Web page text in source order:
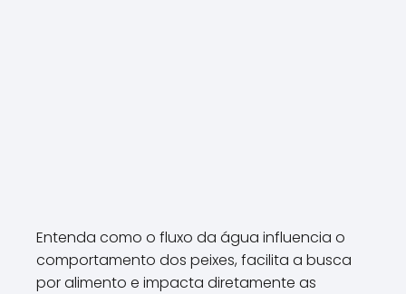
Entenda como o fluxo da água influencia o
comportamento dos peixes, facilita a busca
por alimento e impacta diretamente as